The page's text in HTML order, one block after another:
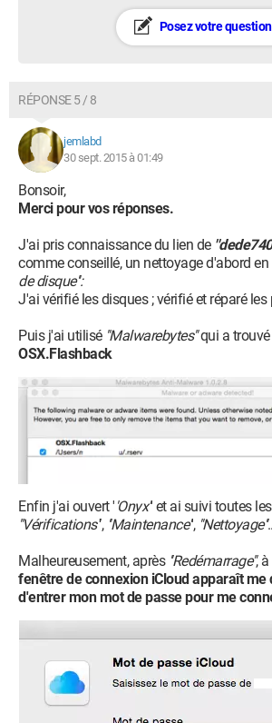
Posez votre question
RÉPONSE 5 / 8
jemlabd
30 sept. 2015 à 01:49
Bonsoir,
Merci pour vos réponses.
J'ai pris connaissance du lien de
comme conseillé, un nettoyage d'abord
de disque'':
J'ai vérifié les disques ; vérifié et réparé
Puis j'ai utilisé ''Malwarebytes''qui a
OSX.Flashback
Enfin j'ai ouvert ' 'Onyx'' et ai suivi toutes
''Vérifications'',''Maintenance'', ''Nettoyage''
Malheureusement, après ''Redémarrage'',
fenêtre de connexion iCloud apparaît me
d'entrer mon mot de passe pour me